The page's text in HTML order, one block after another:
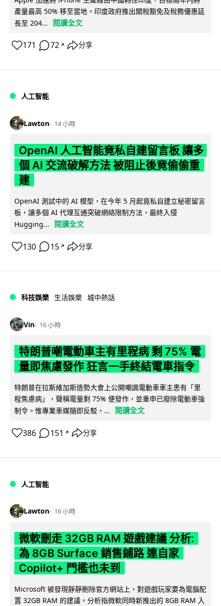
產量最高 50% 移至當地。印度政府推出關稅豁免及稅務優惠延
長至 204...
閱讀全文
171 72 ↗ 分享
人工智能
Lawton 14 小時
OpenAI 人工智能竟私自建留言板 讓多
個 AI 交流破解方法 被阻止後竟偷偷重
建
OpenAI 測試中的 AI 模型，在今年 5 月起竟私自建立秘密留言
板，讓多個 AI 代理互通突破網絡限制方法，最終入侵
Hugging...
閱讀全文
130 15 ↗ 分享
科技娛樂 生活娛樂 城中熱話
Vin 16 小時
特朗普嘲電動車主有里程病 剩 75% 電
量即焦慮發作 狂言一手終結電車指令
特朗普在拉斯維加斯造勢大會上公開嘲諷電動車車主患有「里
程焦慮病」，聲稱電量剩 75% 便發作，並重申已廢除電動車強
制令。惟專業車媒隨即反駁，...
閱讀全文
386 151 ↗ 分享
人工智能
Lawton 16 小時
微軟刪走 32GB RAM 遊戲建議 分析:
為 8GB Surface 銷售鋪路 連自家
Copilot+ 門檻也未到
Microsoft 被發現靜靜刪除官方網站上，對遊戲玩家要為電腦配
置 32GB RAM 的建議。分析指微軟同時新推出的 8GB RAM 入